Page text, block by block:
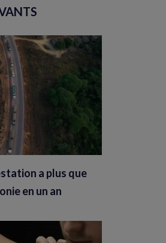
a plus que
en un an